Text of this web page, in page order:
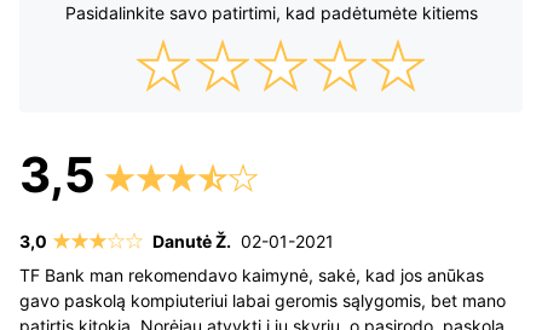
Pasidalinkite savo patirtimi, kad padėtumėte kitiems
Danutė Ž. 02-01-2021
TF Bank man rekomendavo kaimynė, sakė, kad jos anūkas
gavo paskolą kompiuteriui labai geromis sąlygomis, bet mano
patirtis kitokia. Norėjau atvykti į jų skyrių, o pasirodo, paskola